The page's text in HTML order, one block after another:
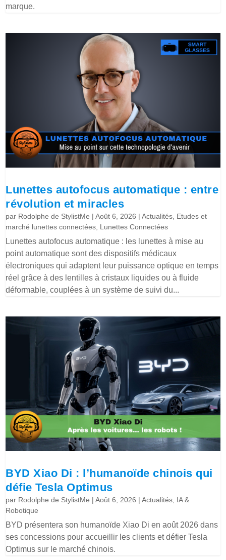
marque.
Lunettes autofocus automatique : entre
révolution et miracles
par Rodolphe de StylistMe |Août 6, 2026 |Actualités Etudes et
marché lunettes connectées Lunettes Connectées
Lunettes autofocus automatique : les lunettes à mise au
point automatique sont des dispositifs médicaux
électroniques qui adaptent leur puissance optique en temps
réel grâce à des lentilles à cristaux liquides ou à fluide
déformable, couplées à un système de suivi du...
BYD Xiao Di : l’humanoïde chinois qui
défie Tesla Optimus
par Rodolphe de StylistMe |Août 6, 2026 |Actualités IA &
Robotique
BYD présentera son humanoïde Xiao Di en août 2026 dans
ses concessions pour accueillir les clients et défier Tesla
Optimus sur le marché chinois.